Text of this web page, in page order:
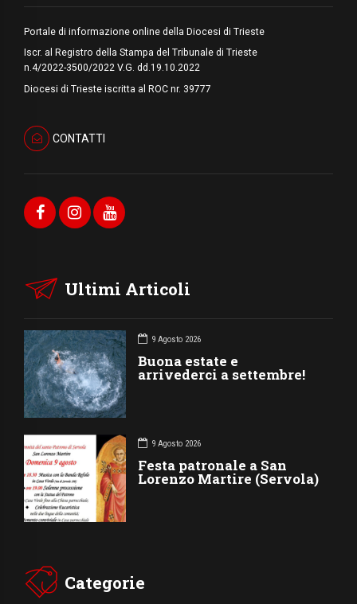
Portale di informazione online della Diocesi di Trieste
Iscr. al Registro della Stampa del Tribunale di Trieste
n.4/2022-3500/2022 V.G. dd.19.10.2022
Diocesi di Trieste iscritta al ROC nr. 39777
CONTATTI
Ultimi Articoli
9 Agosto 2026
Buona estate e
arrivederci a settembre!
9 Agosto 2026
Festa patronale a San
Lorenzo Martire (Servola)
Categorie